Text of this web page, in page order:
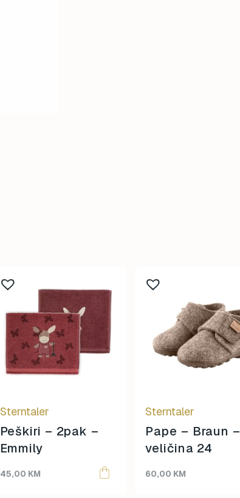
Sterntaler
Peškiri – 2pak –
Emmily
45,00 KM
Sterntaler
Pape – Braun –
veličina 24
60,00 KM